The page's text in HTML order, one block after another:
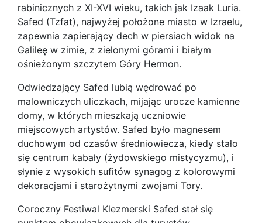
rabinicznych z XI-XVI wieku, takich jak Izaak Luria.
Safed (Tzfat), najwyżej położone miasto w Izraelu,
zapewnia zapierający dech w piersiach widok na
Galileę w zimie, z zielonymi górami i białym
ośnieżonym szczytem Góry Hermon.
Odwiedzający Safed lubią wędrować po
malowniczych uliczkach, mijając urocze kamienne
domy, w których mieszkają uczniowie
miejscowych artystów. Safed było magnesem
duchowym od czasów średniowiecza, kiedy stało
się centrum kabały (żydowskiego mistycyzmu), i
słynie z wysokich sufitów synagog z kolorowymi
dekoracjami i starożytnymi zwojami Tory.
Coroczny Festiwal Klezmerski Safed stał się